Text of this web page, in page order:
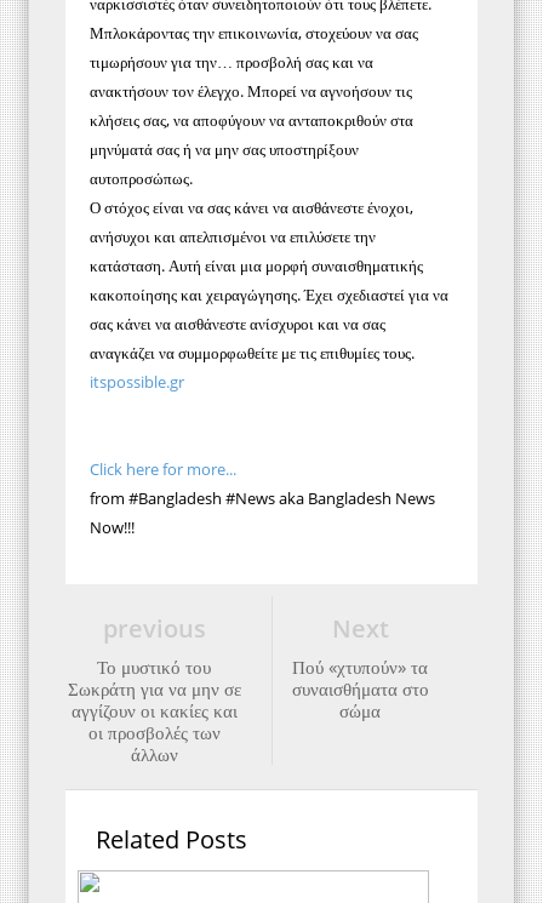
Μπλοκάροντας την επικοινωνία, στοχεύουν να σας
τιμωρήσουν για την… προσβολή σας και να
ανακτήσουν τον έλεγχο. Μπορεί να αγνοήσουν τις
κλήσεις σας, να αποφύγουν να ανταποκριθούν στα
μηνύματά σας ή να μην σας υποστηρίξουν
αυτοπροσώπως.
Ο στόχος είναι να σας κάνει να αισθάνεστε ένοχοι,
ανήσυχοι και απελπισμένοι να επιλύσετε την
κατάσταση. Αυτή είναι μια μορφή συναισθηματικής
κακοποίησης και χειραγώγησης. Έχει σχεδιαστεί για να
σας κάνει να αισθάνεστε ανίσχυροι και να σας
αναγκάζει να συμμορφωθείτε με τις επιθυμίες τους.
itspossible.gr
Click here for more...
from #Bangladesh #News aka Bangladesh News
Now!!!
Next
Πού «χτυπούν» τα
συναισθήματα στο
σώμα
previous
Το μυστικό του
Σωκράτη για να μην σε
αγγίζουν οι κακίες και
οι προσβολές των
άλλων
Related Posts